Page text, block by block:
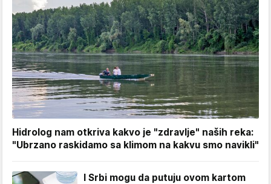
Hidrolog nam otkriva kakvo je "zdravlje" naših reka:
"Ubrzano raskidamo sa klimom na kakvu smo navikli"
I Srbi mogu da putuju ovom kartom